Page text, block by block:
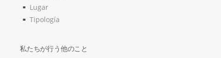
Lugar
Tipología
私たちが行う他のこと